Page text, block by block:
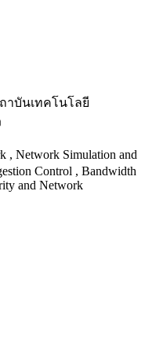
าบันเทคโนโลยี
Network Simulation and
Control , Bandwidth
and Network